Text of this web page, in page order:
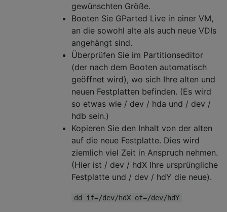
gewünschten Größe.
Booten Sie GParted Live in einer VM,
an die sowohl alte als auch neue VDIs
angehängt sind.
Überprüfen Sie im Partitionseditor
(der nach dem Booten automatisch
geöffnet wird), wo sich Ihre alten und
neuen Festplatten befinden. (Es wird
so etwas wie / dev / hda und / dev /
hdb sein.)
Kopieren Sie den Inhalt von der alten
auf die neue Festplatte. Dies wird
ziemlich viel Zeit in Anspruch nehmen.
(Hier ist / dev / hdX Ihre ursprüngliche
Festplatte und / dev / hdY die neue).
dd if=/dev/hdX of=/dev/hdY